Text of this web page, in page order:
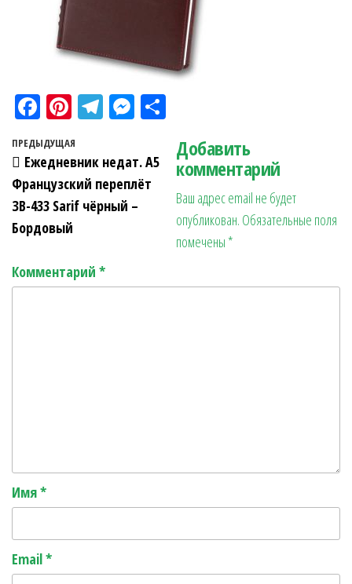
Fa
ce
bo
ok
Pi
nt
er
es
t
Te
gr
a
m
M
se
n
ge
ра
в
ит
ь
Навигация по записям
Предыдущая запись
ПРЕДЫДУЩАЯ
Ежедневник недат. А5
Французский переплёт
ЗВ-433 Sarif чёрный –
Бордовый
Добавить
комментарий
Ваш адрес email не будет
опубликован. Обязательные поля
помечены *
Комментарий *
Имя*
Email*